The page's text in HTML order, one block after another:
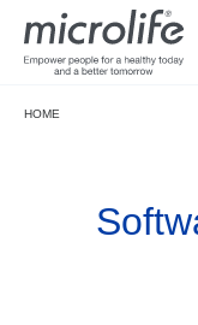
Technológia
HOME